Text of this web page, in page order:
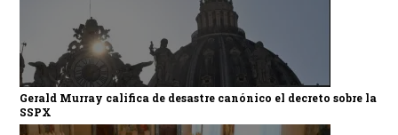
Gerald Murray califica de desastre canónico el decreto sobre la
SSPX